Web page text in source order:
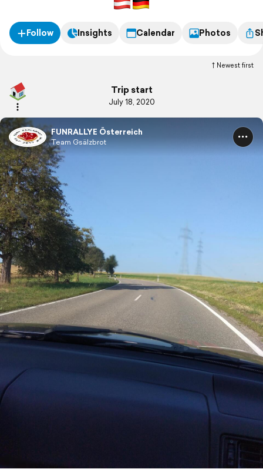
Follow Insights Calendar Photos
Newest first
Trip start
July 18, 2020
FUNRALLYE Österreich
Team Gsälzbrot